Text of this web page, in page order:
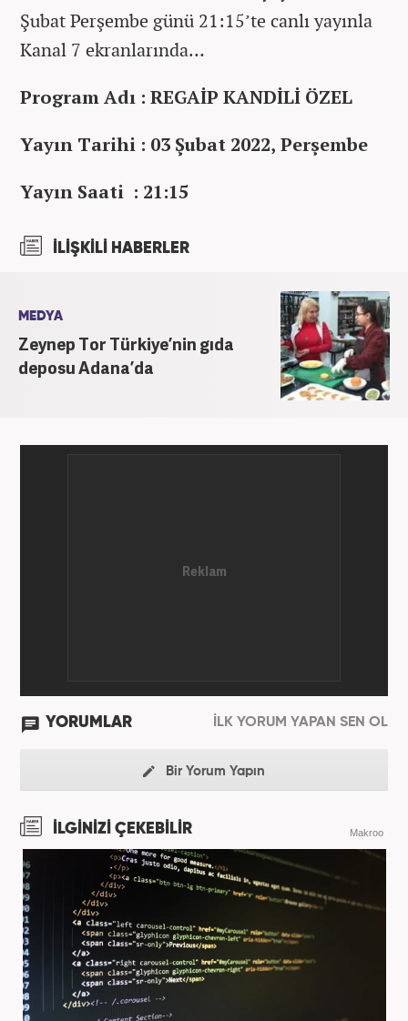
Şubat Perşembe günü 21:15’te canlı yayınla
Kanal 7 ekranlarında…
Program Adı : REGAİP KANDİLİ ÖZEL
Yayın Tarihi : 03 Şubat 2022, Perşembe
Yayın Saati : 21:15
İLİŞKİLİ HABERLER
MEDYA
Zeynep Tor Türkiye’nin gıda
deposu Adana’da
YORUMLAR İLK YORUM YAPAN SEN OL
Bir Yorum Yapın
İLGİNİZİ ÇEKEBİLİR Makroo